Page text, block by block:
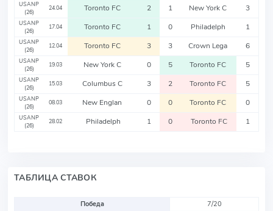
USANP
(26)
24.04 Toronto FC 2 1 New York C 3
USANP
(26)
17.04 Toronto FC 1 0 Philadelph 1
USANP
(26)
12.04 Toronto FC 3 3 Crown Lega 6
USANP
(26)
19.03 New York C 0 5 Toronto FC 5
USANP
(26)
15.03 Columbus C 3 2 Toronto FC 5
USANP
(26)
08.03 New Englan 0 0 Toronto FC 0
USANP
(26)
28.02 Philadelph 1 0 Toronto FC 1
ТАБЛИЦА СТАВОК
Победа
7/20